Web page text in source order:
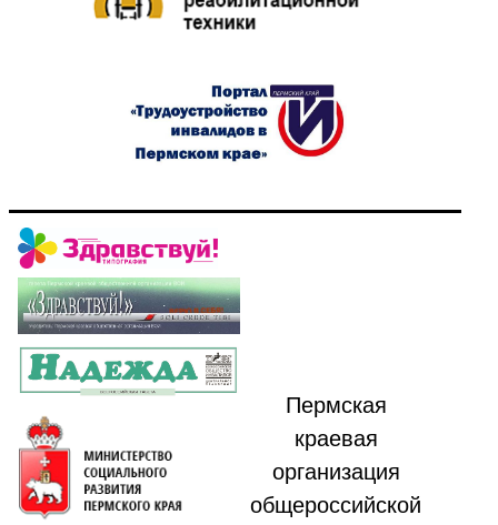
Пермская
краевая
организация
общероссийской